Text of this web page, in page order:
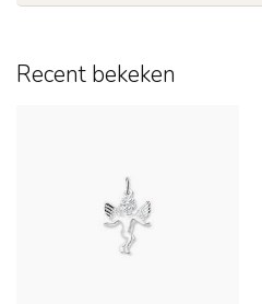
Recent bekeken